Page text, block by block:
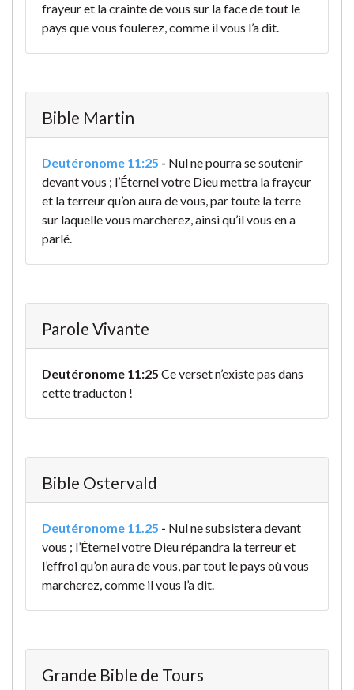
frayeur et la crainte de vous sur la face de tout le
pays que vous foulerez, comme il vous l’a dit.
Bible Martin
Deutéronome 11:25 - Nul ne pourra se soutenir
devant vous ; l’Éternel votre Dieu mettra la frayeur
et la terreur qu’on aura de vous, par toute la terre
sur laquelle vous marcherez, ainsi qu’il vous en a
parlé.
Parole Vivante
Deutéronome 11:25 Ce verset n’existe pas dans
cette traducton !
Bible Ostervald
Deutéronome 11.25 - Nul ne subsistera devant
vous ; l’Éternel votre Dieu répandra la terreur et
l’effroi qu’on aura de vous, par tout le pays où vous
marcherez, comme il vous l’a dit.
Grande Bible de Tours